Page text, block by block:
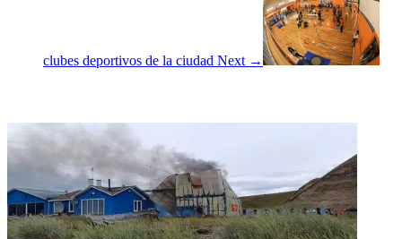
clubes deportivos de la ciudad Next →